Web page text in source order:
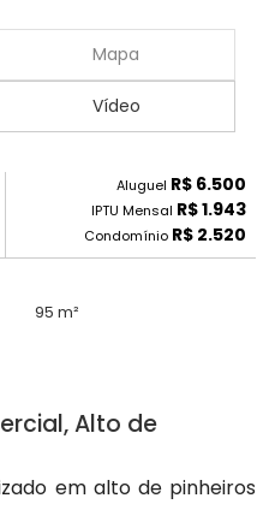
Mapa
Vídeo
Aluguel R$ 6.500
IPTU Mensal R$ 1.943
Condomínio R$ 2.520
95 m²
Alto de
em alto de pinheiros